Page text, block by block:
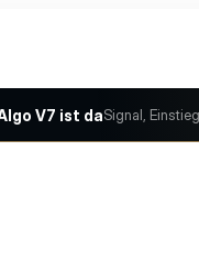
V7 ist daSignal,